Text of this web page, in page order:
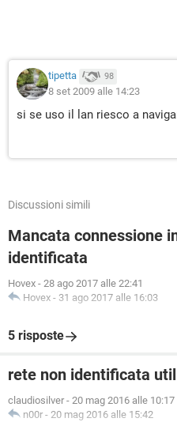
tipetta 98
8 set 2009 alle 14:23
si se uso il lan riesco a
Discussioni simili
Mancata connessione
identificata
Hovex - 28 ago 2017 alle 22:41
Hovex - 31 ago 2017 alle 16:03
5 risposte
rete non identificata
claudiosilver - 20 mag 2016 alle 10:17
n00r - 20 mag 2016 alle 15:42